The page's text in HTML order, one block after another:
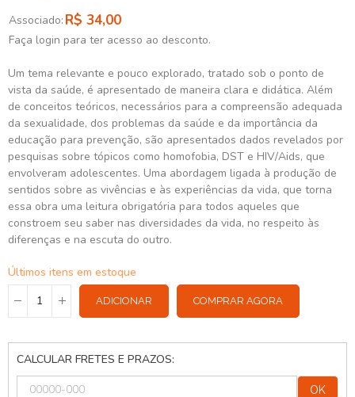
Associado: R$ 34,00
Faça login para ter acesso ao desconto.
Um tema relevante e pouco explorado, tratado sob o ponto de
vista da saúde, é apresentado de maneira clara e didática. Além
de conceitos teóricos, necessários para a compreensão adequada
da sexualidade, dos problemas da saúde e da importância da
educação para prevenção, são apresentados dados revelados por
pesquisas sobre tópicos como homofobia, DST e HIV/Aids, que
envolveram adolescentes. Uma abordagem ligada à produção de
sentidos sobre as vivências e às experiências da vida, que torna
essa obra uma leitura obrigatória para todos aqueles que
constroem seu saber nas diversidades da vida, no respeito às
diferenças e na escuta do outro.
Últimos itens em estoque
ADICIONAR COMPRAR AGORA
CALCULAR FRETES E PRAZOS:
OK